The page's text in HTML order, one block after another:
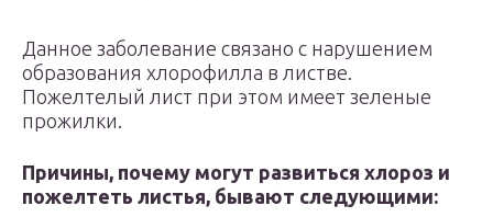
Данное заболевание связано с нарушением
образования хлорофилла в листве.
Пожелтелый лист при этом имеет зеленые
прожилки.
Причины, почему могут развиться хлороз и
пожелтеть листья, бывают следующими: